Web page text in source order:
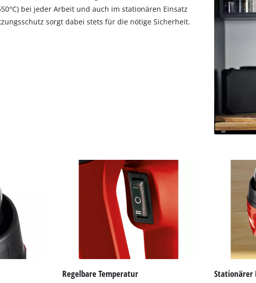
Powered by
Usercentrics
bei jeder Arbeit und auch im stationären Einsatz
sorgt dabei stets für die nötige Sicherheit.
Regelbare Temperatur Stationärer